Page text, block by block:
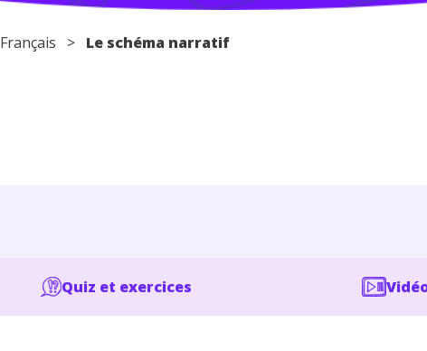
Français > Le schéma narratif
Quiz et exercices